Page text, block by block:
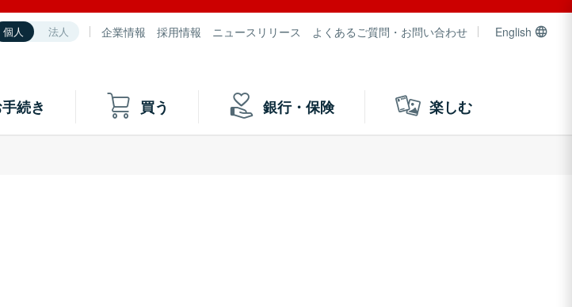
個人 法人 企業情報 採用情報 ニュースリリース よくあるご質問・お問い合わせ English
続き 買う 銀行・保険 楽しむ